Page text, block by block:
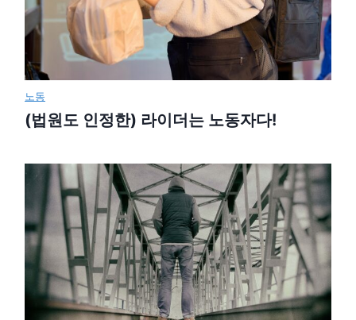
노동
(법원도 인정한) 라이더는 노동자다!